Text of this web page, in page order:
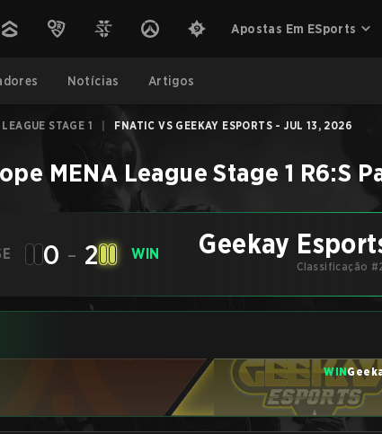
Apostas Em ESports
Notícias Artigos
STAGE 1 FNATIC VS GEEKAY ESPORTS - JUL 13, 2026
MENA League Stage 1 R6:S
0 - 2 WIN Geekay
Classificação
WIN